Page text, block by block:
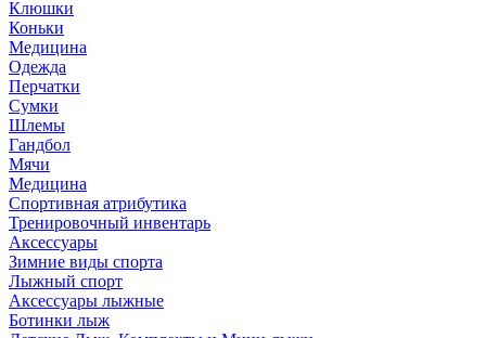
Клюшки
Коньки
Медицина
Одежда
Перчатки
Сумки
Шлемы
Гандбол
Мячи
Медицина
Спортивная атрибутика
Тренировочный инвентарь
Аксессуары
Зимние виды спорта
Лыжный спорт
Аксессуары лыжные
Ботинки лыж